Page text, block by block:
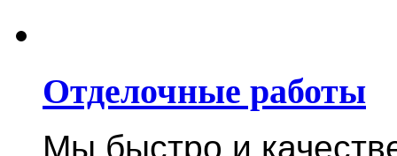
Отделочные работы
Мы быстро и